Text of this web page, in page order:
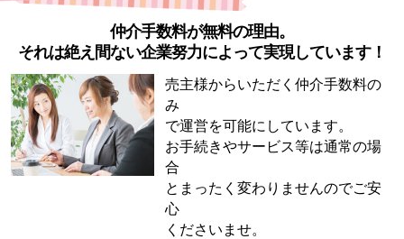
仲介手数料が無料の理由。
それは絶え間ない企業努力によって実現しています！
売主様からいただく仲介手数料の
み
で運営を可能にしています。
お手続きやサービス等は通常の場
合
とまったく変わりませんのでご安
心
くださいませ。